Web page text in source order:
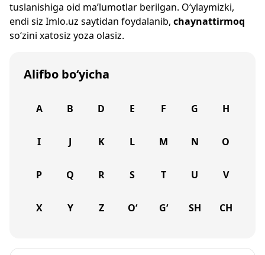
tuslanishiga oid ma’lumotlar berilgan. O‘ylaymizki,
endi siz Imlo.uz saytidan foydalanib, chaynattirmoq
so‘zini xatosiz yoza olasiz.
Alifbo bo‘yicha
A B D E F G H
I J K L M N O
P Q R S T U V
X Y Z O‘ G‘ SH CH